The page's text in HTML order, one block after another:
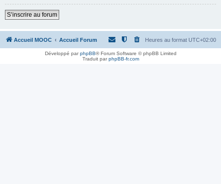
S’inscrire au forum
Accueil MOOC Accueil Forum Heures au format UTC+02:00
Développé parphpBB® Forum Software © phpBB Limited
Traduit parphpBB-fr.com